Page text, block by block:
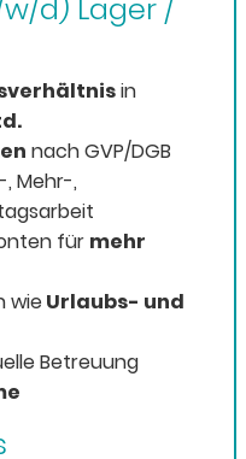
d) Lager /
in
nach GVP/DGB
Mehr-,
für mehr
wieUrlaubs- und
Betreuung